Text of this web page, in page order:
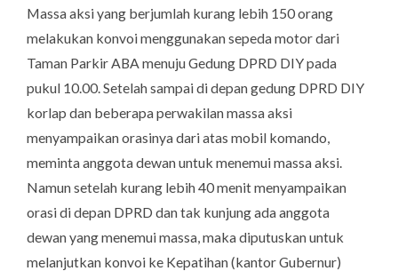
Massa aksi yang berjumlah kurang lebih 150 orang
melakukan konvoi menggunakan sepeda motor dari
Taman Parkir ABA menuju Gedung DPRD DIY pada
pukul 10.00. Setelah sampai di depan gedung DPRD DIY
korlap dan beberapa perwakilan massa aksi
menyampaikan orasinya dari atas mobil komando,
meminta anggota dewan untuk menemui massa aksi.
Namun setelah kurang lebih 40 menit menyampaikan
orasi di depan DPRD dan tak kunjung ada anggota
dewan yang menemui massa, maka diputuskan untuk
melanjutkan konvoi ke Kepatihan (kantor Gubernur)